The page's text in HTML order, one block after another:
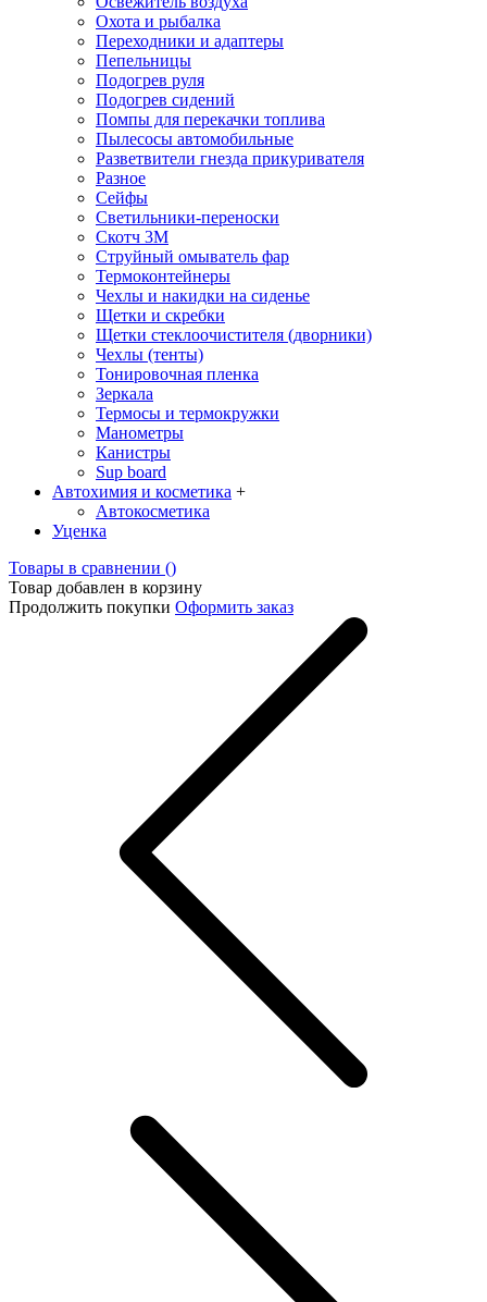
Охота и рыбалка
Переходники и адаптеры
Пепельницы
Подогрев руля
Подогрев сидений
Помпы для перекачки топлива
Пылесосы автомобильные
Разветвители гнезда прикуривателя
Разное
Сейфы
Светильники-переноски
Скотч 3М
Струйный омыватель фар
Термоконтейнеры
Чехлы и накидки на сиденье
Щетки и скребки
Щетки стеклоочистителя (дворники)
Чехлы (тенты)
Тонировочная пленка
Зеркалa
Термосы и термокружки
Манометры
Канистры
Sup board
Автохимия и косметика +
Автокосметика
Уценка
Товары в сравнении ()
Товар добавлен в корзину
Продолжить покупки Оформить заказ